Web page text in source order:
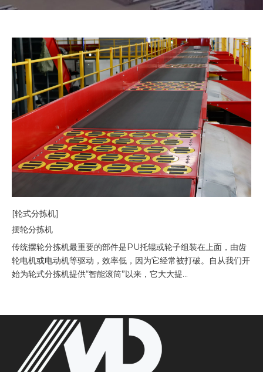
[轮式分拣机]
摆轮分拣机
传统摆轮分拣机最重要的部件是PU托辊或轮子组装在上面，由齿
轮电机或电动机等驱动，效率低，因为它经常被打破。自从我们开
始为轮式分拣机提供“智能滚筒”以来，它大大提...